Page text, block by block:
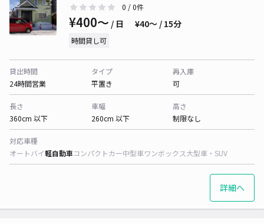
0 / 0件
¥400〜 / 日 ¥40〜 / 15分
時間貸し可
貸出時間
24時間営業
タイプ
平置き
再入庫
可
長さ
360cm 以下
車幅
260cm 以下
高さ
制限なし
対応車種
オートバイ軽自動車コンパクトカー中型車ワンボックス大型車・SUV
詳細へ